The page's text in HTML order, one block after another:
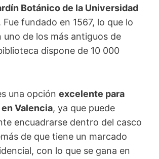
Botánico de la Universidad
Fue fundado en 1567, lo que lo
uno de los más antiguos de
dispone de 10 000
una opción excelente para
Valencia, ya que puede
encuadrarse dentro del casco
de que tiene un marcado
con lo que se gana en